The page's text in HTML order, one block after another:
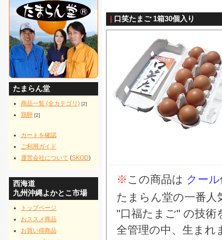
たまらん堂
商品一覧 (全カテゴリ) [2]
鶏卵 [2]
カートを確認
ご利用ガイド
運営会社について (SKOD)
西海道
九州沖縄よかとこ市場
トップページ
おススメ商品
お買い得商品
| 口笑たまご 1箱30個入り
※ この商品は クー
たまらん堂の一番人
"口福たまご" の技術
全管理の中、生まれ